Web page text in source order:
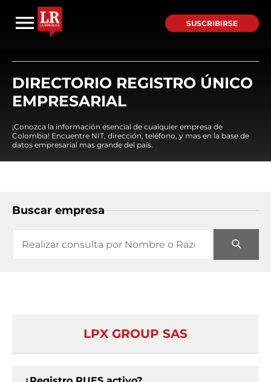
SUSCRIBIRSE
DIRECTORIO REGISTRO ÚNICO
EMPRESARIAL
¡Conozca la información esencial de cualquier empresa de
Colombia! Encuentre NIT, dirección, teléfono, y mas en la base de
datos empresarial mas grande del país.
Buscar empresa
LPX GROUP SAS